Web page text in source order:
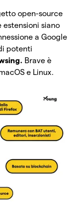
open-source
siano
a Google
potenti
Brave è
e Linux.